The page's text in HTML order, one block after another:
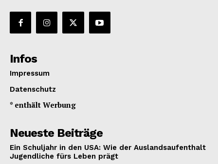
Infos
Impressum
Datenschutz
* enthält Werbung
Neueste Beiträge
Ein Schuljahr in den USA: Wie der Auslandsaufenthalt
Jugendliche fürs Leben prägt